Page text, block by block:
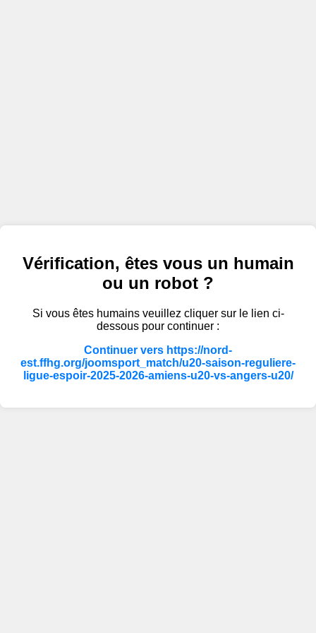
Vérification, êtes vous un humain
ou un robot ?
Si vous êtes humains veuillez cliquer sur le lien ci-
dessous pour continuer :
Continuer vers https://nord-
est.ffhg.org/joomsport_match/u20-saison-reguliere-
ligue-espoir-2025-2026-amiens-u20-vs-angers-u20/